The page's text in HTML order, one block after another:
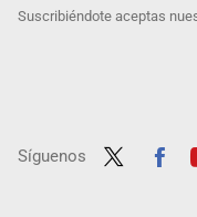
Suscribiéndote aceptas
Síguenos